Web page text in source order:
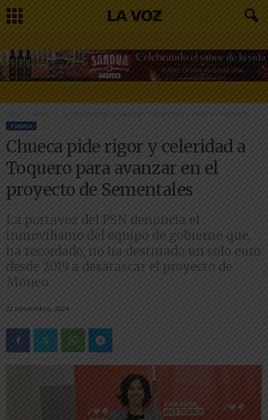
Inicio Tudela Chueca pide rigor y celeridad a Toquero para avanzar en el proyecto...
TUDELA
Chueca pide rigor y celeridad a
Toquero para avanzar en el
proyecto de Sementales
La portavoz del PSN denuncia el
inmovilismo del equipo de gobierno que,
ha recordado, no ha destinado un solo euro
desde 2019 a desatascar el proyecto de
Moneo
22 noviembre, 2024